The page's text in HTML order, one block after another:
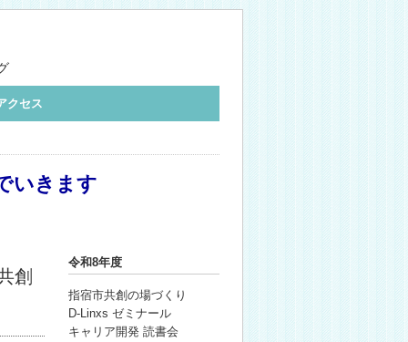
クセス
いきます
創
令和8年度
指宿市共創の場づくり
D-Linxs ゼミナール
キャリア開発 読書会